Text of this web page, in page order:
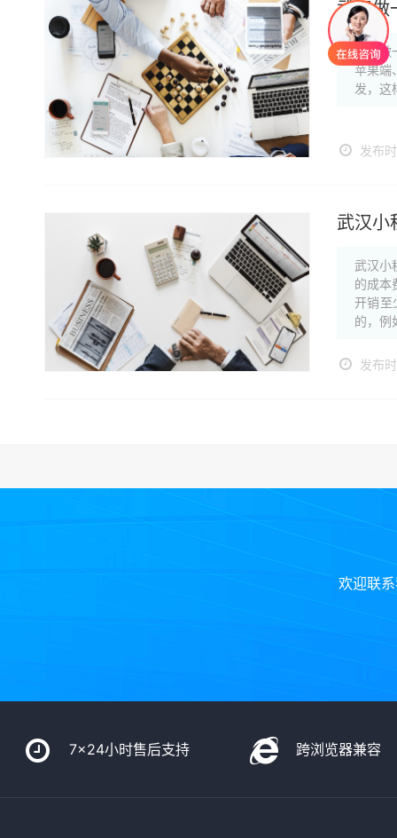
武汉做
武汉做
苹果端
发，这
发布
武汉小
武汉小
的成本
开销至
的，例
发布
欢迎联
7x24小时售后支持 跨浏览器兼容